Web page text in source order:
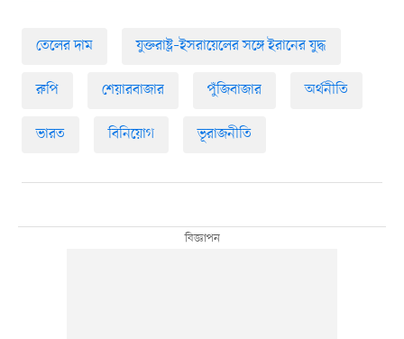
তেলের দাম যুক্তরাষ্ট্র–ইসরায়েলের সঙ্গে ইরানের যুদ্ধ
রুপি শেয়ারবাজার পুঁজিবাজার অর্থনীতি
ভারত বিনিয়োগ ভূরাজনীতি